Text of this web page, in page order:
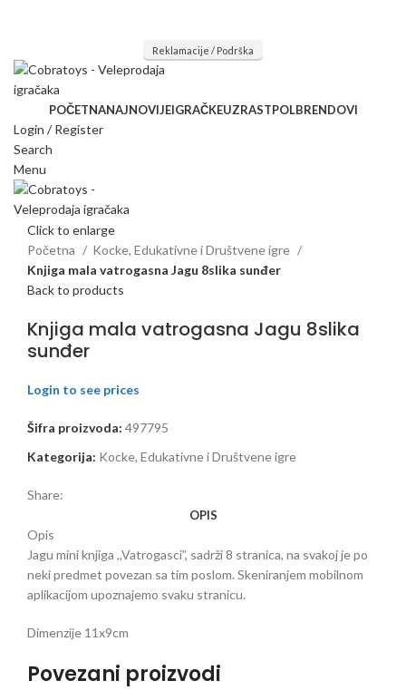
Reklamacije / Podrška
POČETNANAJNOVIJEIGRAČKEUZRASTPOLBRENDOVI
Login / Register
Search
Menu
Click to enlarge
Početna
Kocke, Edukativne i Društvene igre
Knjiga mala vatrogasna Jagu 8slika sunđer
Back to products
Knjiga mala vatrogasna Jagu 8slika
sunđer
Login to see prices
Šifra proizvoda: 497795
Kategorija: Kocke, Edukativne i Društvene igre
Share:
OPIS
Opis
Jagu mini knjiga ,,Vatrogasci”, sadrži 8 stranica, na svakoj je po
neki predmet povezan sa tim poslom. Skeniranjem mobilnom
aplikacijom upoznajemo svaku stranicu.
Dimenzije 11x9cm
Povezani proizvodi